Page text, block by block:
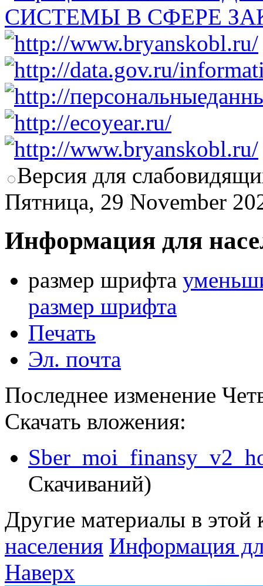
Версия для
Пятница, 29 November
Информация для
размер шрифта
размер шрифта
Печать
Эл. почта
Последнее изменение
Скачать вложения:
Скачиваний)
Другие материалы в этой
населения Информация
Наверх